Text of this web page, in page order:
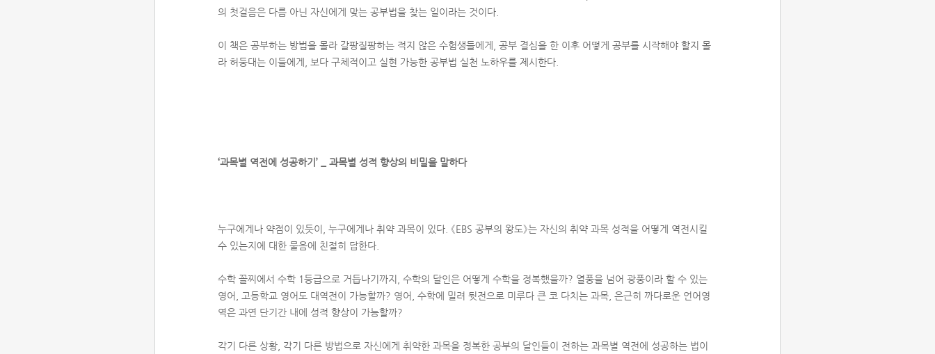
의 첫걸음은 다름 아닌 자신에게 맞는 공부법을 찾는 일이라는 것이다.
이 책은 공부하는 방법을 몰라 갈팡질팡하는 적지 않은 수험생들에게, 공부 결심을 한 이후 어떻게 공부를 시작해야 할지 몰
라 허둥대는 이들에게, 보다 구체적이고 실현 가능한 공부법 실천 노하우를 제시한다.
‘과목별 역전에 성공하기’ _ 과목별 성적 향상의 비밀을 말하다
누구에게나 약점이 있듯이, 누구에게나 취약 과목이 있다. 《EBS 공부의 왕도》는 자신의 취약 과목 성적을 어떻게 역전시킬
수 있는지에 대한 물음에 친절히 답한다.
수학 꼴찌에서 수학 1등급으로 거듭나기까지, 수학의 달인은 어떻게 수학을 정복했을까? 열풍을 넘어 광풍이라 할 수 있는
영어, 고등학교 영어도 대역전이 가능할까? 영어, 수학에 밀려 뒷전으로 미루다 큰 코 다치는 과목, 은근히 까다로운 언어영
역은 과연 단기간 내에 성적 향상이 가능할까?
각기 다른 상황, 각기 다른 방법으로 자신에게 취약한 과목을 정복한 공부의 달인들이 전하는 과목별 역전에 성공하는 법이